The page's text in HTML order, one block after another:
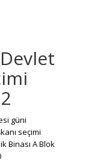
güni
seçimi
Binası A Blok